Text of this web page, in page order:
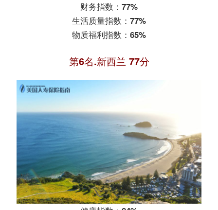
财务指数：77%
生活质量指数：77%
物质福利指数：65%
第6名.新西兰 77分